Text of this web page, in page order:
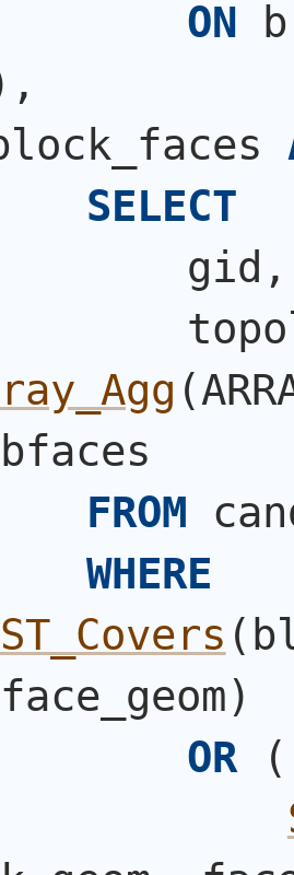
ON
,
SELECT
gid,
ray_Agg (
bfaces
FROM
WHERE
ST_Covers (
face_geom)
OR
(